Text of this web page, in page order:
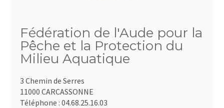
Fédération de l'Aude pour la
Pêche et la Protection du
Milieu Aquatique
3 Chemin de Serres
11000 CARCASSONNE
Téléphone : 04.68.25.16.03